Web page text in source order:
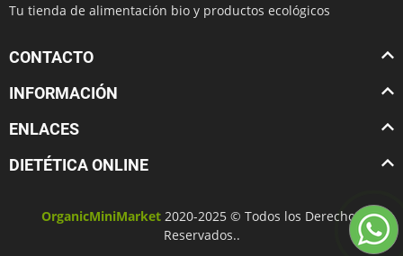
Tu tienda de alimentación bio y productos ecológicos
CONTACTO
INFORMACIÓN
ENLACES
DIETÉTICA ONLINE
OrganicMiniMarket 2020-2025 © Todos los Derechos
Reservados..